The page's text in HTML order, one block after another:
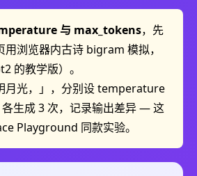
与 max_tokens，先
用浏览器内古诗 bigram 模拟，
的教学版）。
月光，」，分别设 temperature
生成 3 次，记录输出差异 — 这
Playground 同款实验。